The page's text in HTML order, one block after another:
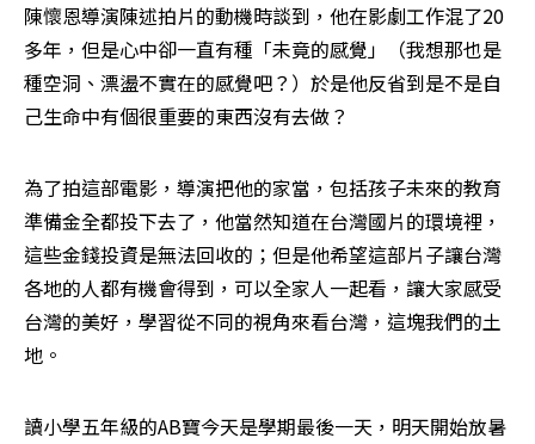
陳懷恩導演陳述拍片的動機時談到，他在影劇工作混了20
多年，但是心中卻一直有種「未竟的感覺」（我想那也是
種空洞、漂盪不實在的感覺吧？）於是他反省到是不是自
己生命中有個很重要的東西沒有去做？
為了拍這部電影，導演把他的家當，包括孩子未來的教育
準備金全都投下去了，他當然知道在台灣國片的環境裡，
這些金錢投資是無法回收的；但是他希望這部片子讓台灣
各地的人都有機會得到，可以全家人一起看，讓大家感受
台灣的美好，學習從不同的視角來看台灣，這塊我們的土
地。
讀小學五年級的AB寶今天是學期最後一天，明天開始放暑